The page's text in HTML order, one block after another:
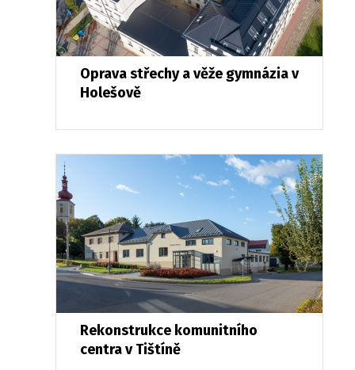
Oprava střechy a věže gymnázia v
Holešově
Rekonstrukce komunitního
centra v Tištíně